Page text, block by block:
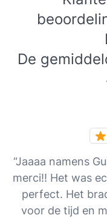
De
“Jaaaa namens
merci!! Het was
perfect. Het
voor de tijd en